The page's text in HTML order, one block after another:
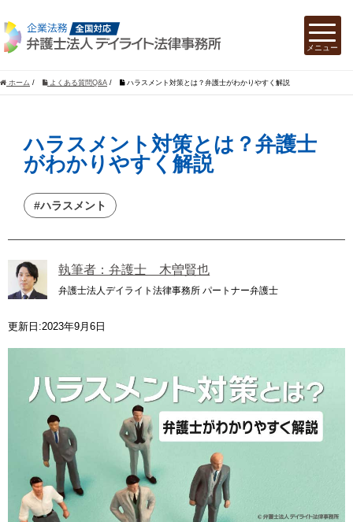
ホーム / よくある質問Q&A / ハラスメント対策とは？弁護士がわかりやすく解説
ハラスメント対策とは？弁護士
がわかりやすく解説
#ハラスメント
執筆者：弁護士 木曽賢也
弁護士法人デイライト法律事務所 パートナー弁護士
更新日:2023年9月6日